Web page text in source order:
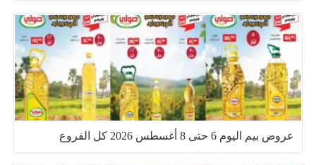
عروض بيم اليوم 6 حتى 8 أغسطس 2026 كل الفروع